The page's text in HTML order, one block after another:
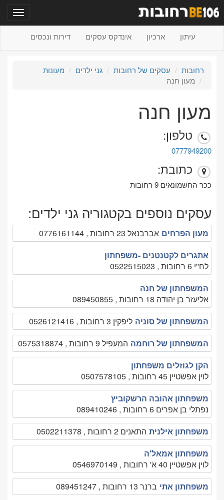
עיתון ארכיון אינדקס עסקים דירות ונכסים
רחובות עסקים של רחובות גני ילדים
מעונות
מעון חנה
מעון חנה
טלפון:
0777949200
כתובת:
ככר החשמונאים 9 רחובות
עסקים נוספים בקטגוריה גני ילדים:
מעון הפרחים אברבנאל 23 רחובות , 0776161144
אתגרים לקטנטנים -משפחתון
לח''י 6 רחובות , 0522515023
המשפחתון של חנה
אליעזר בן יהודה 18 רחובות , 089450855
המשפחתון של סוניה ליפקין 3 רחובות , 0526121416
המשפחתון של רוחמה המעפיל 9 רחובות , 0575318874
הקן לגוזלים משפחתון
לוין אפשטיין 45 רחובות , 0507578105
משפחתון אהובה הרשקוביץ
נפתלי בן אפרים 6 רחובות , 089410246
משפחתון אילנית התאנים 2 רחובות , 0502211378
משפחתון אמאל'ה
לוין אפשטיין 40 א' רחובות , 0546970149
משפחתון אתי ברנר 13 רחובות , 089451247